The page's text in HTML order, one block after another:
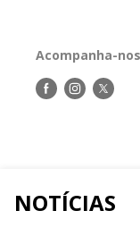
Acompanha-
Siga-Siga-Siga-
NOTÍCIAS